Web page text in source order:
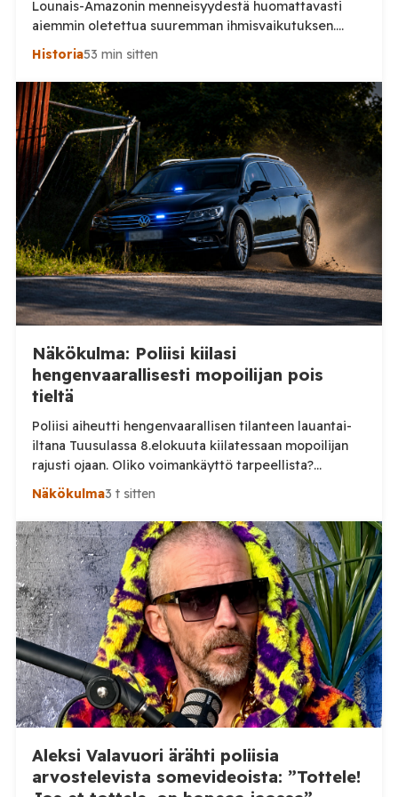
Lounais-Amazonin menneisyydestä huomattavasti
aiemmin oletettua suuremman ihmisvaikutuksen.
Sademetsän läpi näkevä laserkeilaus toi päivänvaloon
vasta nyt alkanut hahmottua. Amazonin sademetsä on
pitkään nähty ympäristönä, jossa ennen
eurooppalaisten saapumista eli suhteellisen harva
ihmisväestö hajallaan pienissä yhteisöissä. Uusi
Nature-tiedelehdessä julkaistu tutkimus antaa tästä
huomattavasti toisenlaisen kuvan. Helsingin ja […]
Historia53 min sitten
Näkökulma: Poliisi kiilasi
hengenvaarallisesti mopoilijan pois
tieltä
Poliisi aiheutti hengenvaarallisen tilanteen lauantai-
iltana Tuusulassa 8.elokuuta kiilatessaan mopoilijan
rajusti ojaan. Oliko voimankäyttö tarpeellista?
Tuusulassa järjestetyssä mopomiitissä nuori kuljettaja
karkuun. On vielä epäselvää mikä aiheutti karkuun
lähtemisen, mutta selkeästi poliisin voimankäyttö oli
ylimitoitettua joka vaaransi nuoren kuljettajan
hengen. Sosiaalisessa mediassa levinneellä videolla
poliisi ajaa nuoren mopoilijan vierelle ja […]
Näkökulma3 t sitten
Aleksi Valavuori ärähti poliisia
arvostelevista somevideoista: ”Tottele!